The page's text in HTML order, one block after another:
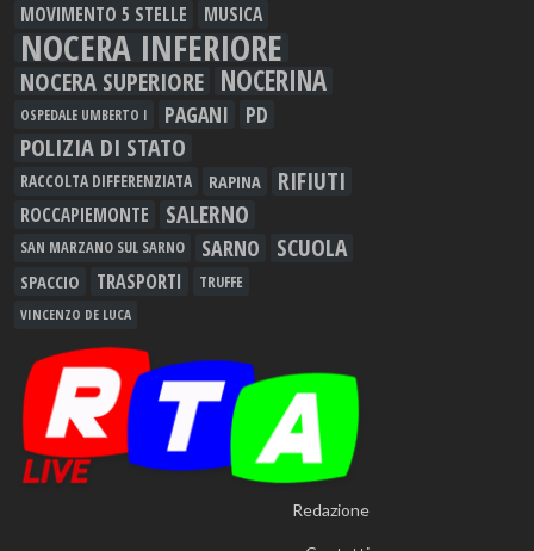
MOVIMENTO 5 STELLE MUSICA
NOCERA INFERIORE
NOCERA SUPERIORE NOCERINA
OSPEDALE UMBERTO I PAGANI PD
POLIZIA DI STATO
RACCOLTA DIFFERENZIATA RAPINA RIFIUTI
ROCCAPIEMONTE SALERNO
SAN MARZANO SUL SARNO SARNO SCUOLA
SPACCIO TRASPORTI TRUFFE
VINCENZO DE LUCA
Redazione